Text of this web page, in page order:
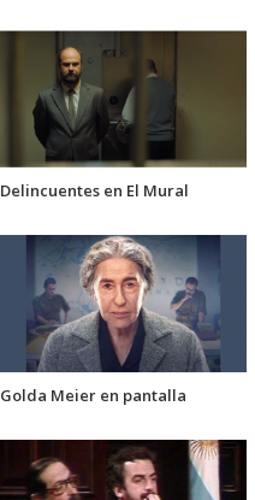
Delincuentes en El Mural
Golda Meier en pantalla